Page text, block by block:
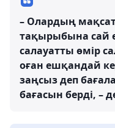
– Олардың
тақырыбына сай
салауатты өмір
оған ешқандай
заңсыз деп
бағасын берді, –